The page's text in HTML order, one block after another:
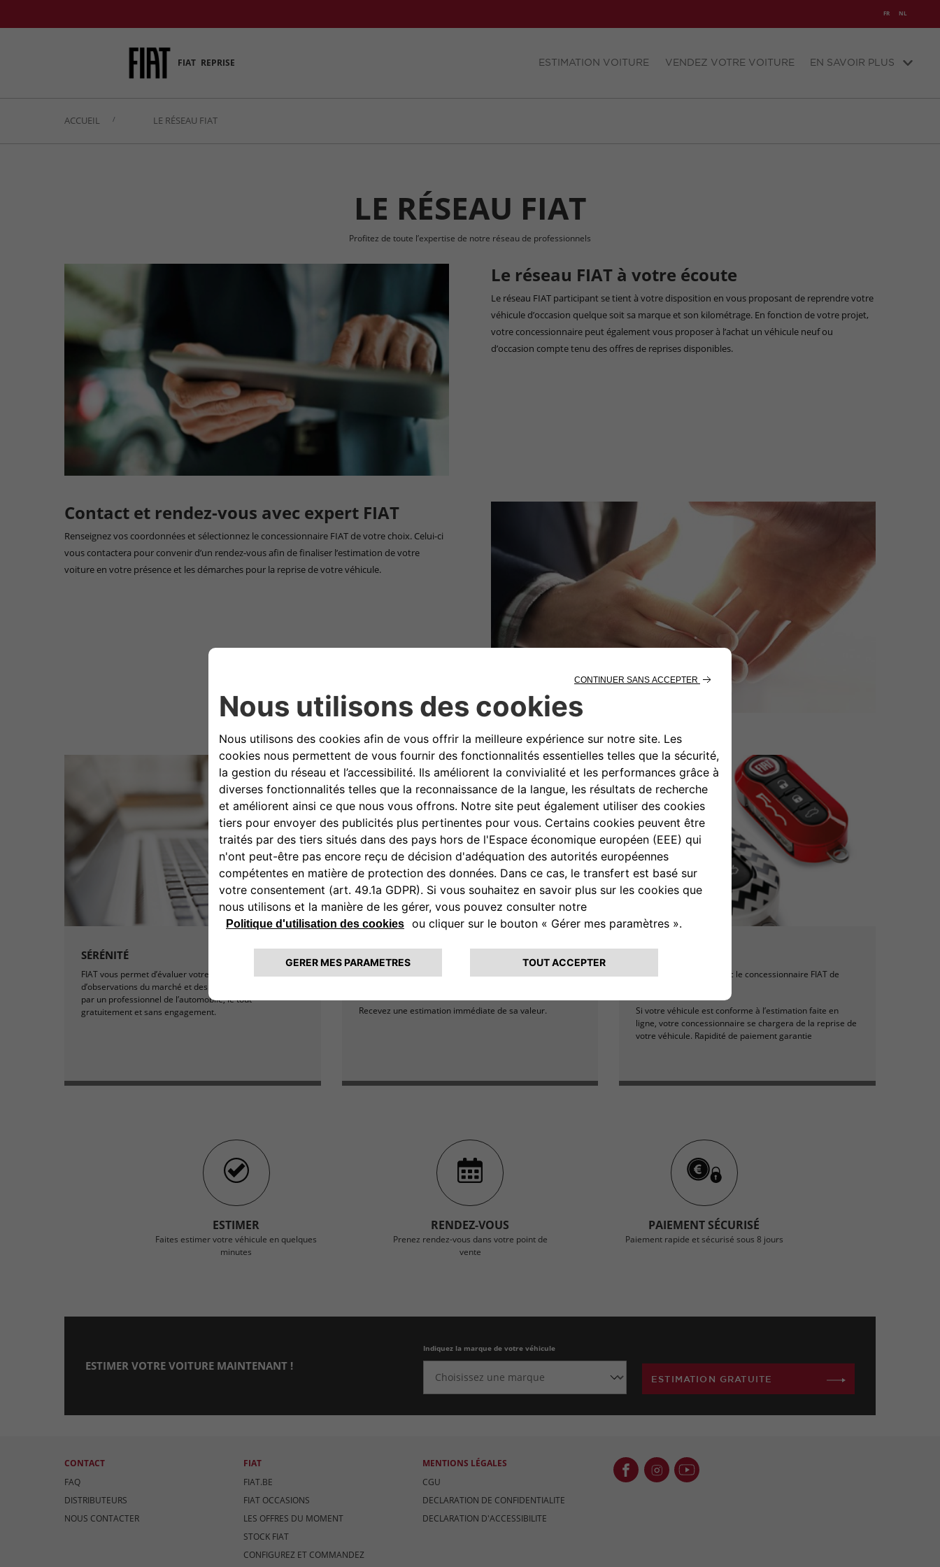
FIAT REPRISE
FR NL
ESTIMATION VOITURE VENDEZ VOTRE VOITURE EN SAVOIR PLUS
ACCUEIL LE RÉSEAU FIAT
LE RÉSEAU FIAT
Profitez de toute l’expertise de notre réseau de professionnels
Le réseau FIAT à votre écoute
Le réseau FIAT participant se tient à votre disposition en vous proposant de reprendre votre
véhicule d’occasion quelque soit sa marque et son kilométrage. En fonction de votre projet,
votre concessionnaire peut également vous proposer à l’achat un véhicule neuf ou
d’occasion compte tenu des offres de reprises disponibles.
Contact et rendez-vous avec expert FIAT
Renseignez vos coordonnées et sélectionnez le concessionnaire FIAT de votre choix. Celui-ci
vous contactera pour convenir d’un rendez-vous afin de finaliser l’estimation de votre
voiture en votre présence et les démarches pour la reprise de votre véhicule.
SÉRÉNITÉ
FIAT vous permet d’évaluer votre véhicule sur la base
d’observations du marché et des transactions récentes,
par un professionnel de l’automobile, le tout
gratuitement et sans engagement.
RAPIDITÉ
En seulement quelques clics, renseignez les
Recevez une estimation immédiate de sa valeur.
Prenez rendez-vous avec le concessionnaire FIAT de
Si votre véhicule est conforme à l’estimation faite en
ligne, votre concessionnaire se chargera de la reprise de
votre véhicule. Rapidité de paiement garantie
ESTIMER
Faites estimer votre véhicule en quelques
minutes
RENDEZ-VOUS
Prenez rendez-vous dans votre point de
vente
PAIEMENT SÉCURISÉ
Paiement rapide et sécurisé sous 8 jours
ESTIMER VOTRE VOITURE MAINTENANT !
Indiquez la marque de votre véhicule
ESTIMATION GRATUITE
CONTACT
FAQ
DISTRIBUTEURS
NOUS CONTACTER
FIAT
FIAT.BE
FIAT OCCASIONS
LES OFFRES DU MOMENT
STOCK FIAT
CONFIGUREZ ET COMMANDEZ
MENTIONS LÉGALES
CGU
DECLARATION DE CONFIDENTIALITE
DECLARATION D'ACCESSIBILITE